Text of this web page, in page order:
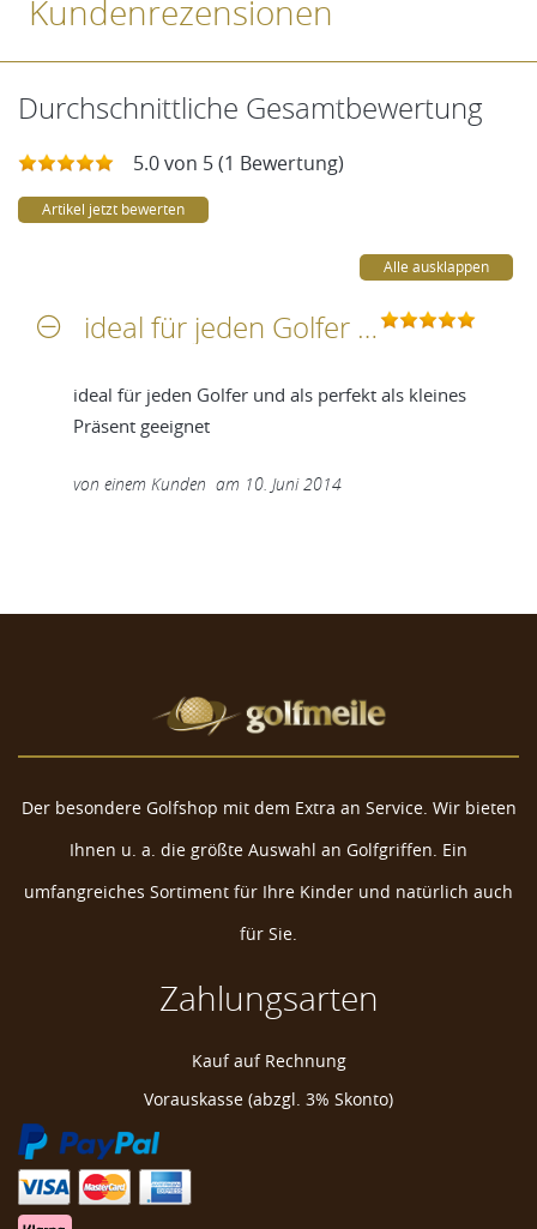
Kundenrezensionen
Durchschnittliche Gesamtbewertung
5.0 von 5 (1 Bewertung)
Artikel jetzt bewerten
Alle ausklappen
ideal für jeden Golfer und als perfekt als kleines Präsent geeignet
ideal für jeden Golfer und als perfekt als kleines
Präsent geeignet
von einem Kunden am 10. Juni 2014
Der besondere Golfshop mit dem Extra an Service. Wir bieten
Ihnen u. a. die größte Auswahl an Golfgriffen. Ein
umfangreiches Sortiment für Ihre Kinder und natürlich auch
für Sie.
Zahlungsarten
Kauf auf Rechnung
Vorauskasse (abzgl. 3% Skonto)